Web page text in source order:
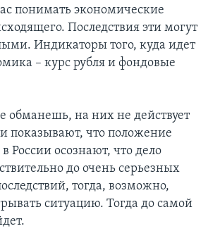
понимать экономические
Последствия эти могут
Индикаторы того, куда идет
– курс рубля и фондовые
обманешь, на них не действует
показывают, что положение
России осознают, что дело
до очень серьезных
тогда, возможно,
ситуацию. Тогда до самой